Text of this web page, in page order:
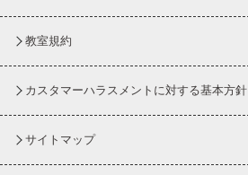
教室規約
カスタマーハラスメントに対する基本方針
サイトマップ